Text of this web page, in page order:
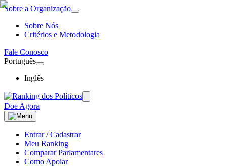
Sobre a Organização
Sobre Nós
Critérios e Metodologia
Fale Conosco
Português
Inglês
Doe Agora
Entrar / Cadastrar
Meu Ranking
Comparar Parlamentares
Como Apoiar